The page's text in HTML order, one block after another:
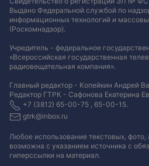
Выдано Федеральной службой по
информационных технологий и
(Роскомнадзор).
Учредитель - федеральное
«Всероссийская государственная
радиовещательная компания».
Главный редактор - Копейкин Андрей
Редактор ГТРК - Сафонова Екатерина
+7 (3812) 65-00-75 , 65-00-15.
gtrk@inbox.ru
Любое использование текстовых, фото,
возможна с указанием источника с
гиперссылки на материал.